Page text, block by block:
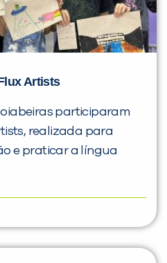
Artists
participaram
realizada para
e praticar a língua